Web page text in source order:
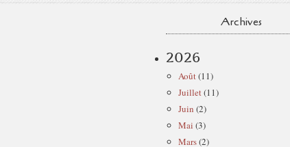
Archives
2026
Août(11)
Juillet(11)
Juin (2)
Mai (3)
Mars(2)